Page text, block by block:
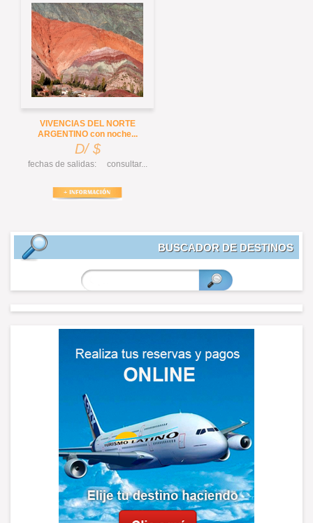
VIVENCIAS DEL NORTE
ARGENTINO con noche...
D/ $
fechas de salidas: consultar...
BUSCADOR DE DESTINOS